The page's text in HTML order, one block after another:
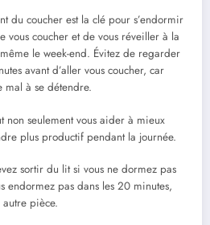
du coucher est la clé pour s’endormir
vous coucher et de vous réveiller à la
le week-end. Évitez de regarder
avant d’aller vous coucher, car
mal à se détendre.
non seulement vous aider à mieux
plus productif pendant la journée.
sortir du lit si vous ne dormez pas
endormez pas dans les 20 minutes,
autre pièce.